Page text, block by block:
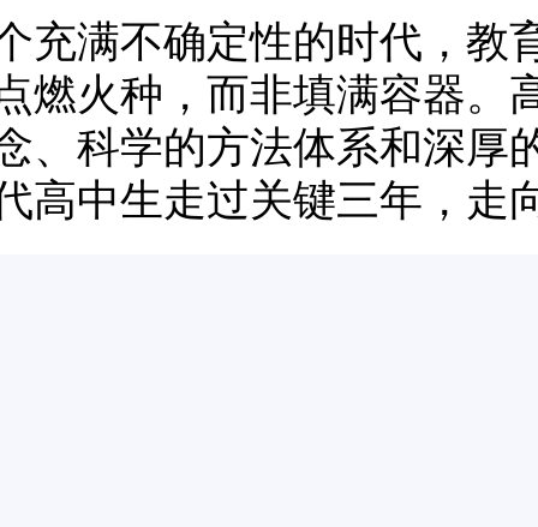
充满不确定性的时代，教
燃火种，而非填满容器。
、科学的方法体系和深厚
高中生走过关键三年，走